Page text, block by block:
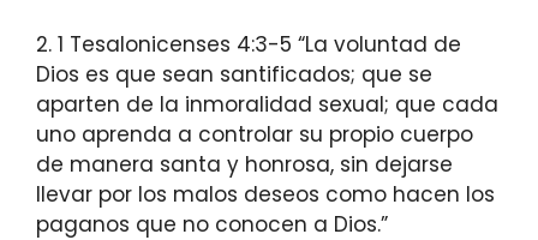
2. 1 Tesalonicenses 4:3-5 “La voluntad de
Dios es que sean santificados; que se
aparten de la inmoralidad sexual; que cada
uno aprenda a controlar su propio cuerpo
de manera santa y honrosa, sin dejarse
llevar por los malos deseos como hacen los
paganos que no conocen a Dios.”